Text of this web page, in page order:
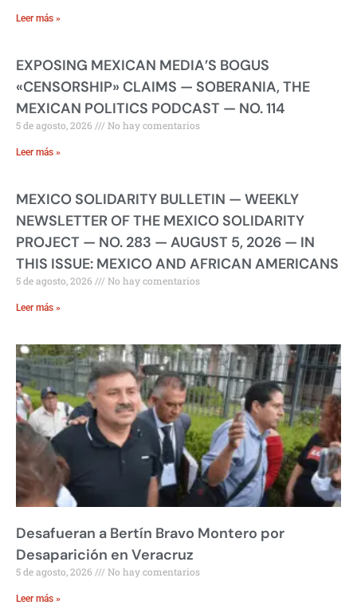
Leer más »
EXPOSING MEXICAN MEDIA’S BOGUS
«CENSORSHIP» CLAIMS — SOBERANIA, THE
MEXICAN POLITICS PODCAST — NO. 114
5 de agosto, 2026 No hay comentarios
Leer más »
MEXICO SOLIDARITY BULLETIN — WEEKLY
NEWSLETTER OF THE MEXICO SOLIDARITY
PROJECT — NO. 283 — AUGUST 5, 2026 — IN
THIS ISSUE: MEXICO AND AFRICAN AMERICANS
5 de agosto, 2026 No hay comentarios
Leer más »
Desafueran a Bertín Bravo Montero por
Desaparición en Veracruz
5 de agosto, 2026 No hay comentarios
Leer más »